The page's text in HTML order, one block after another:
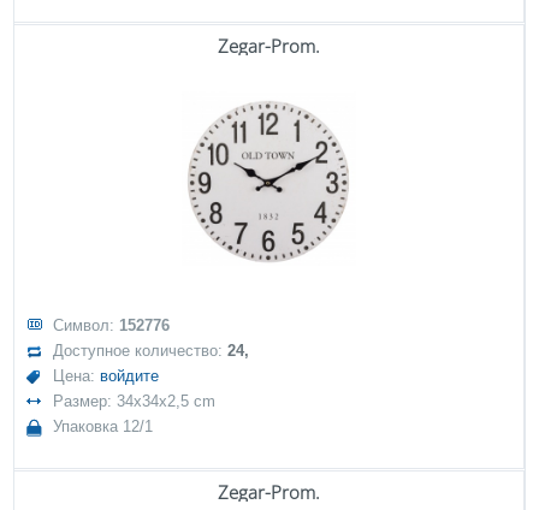
Zegar-Prom.
Символ: 152776
Доступное количество:24,
Цена: войдите
Размер: 34x34x2,5 cm
Упаковка 12/1
Zegar-Prom.